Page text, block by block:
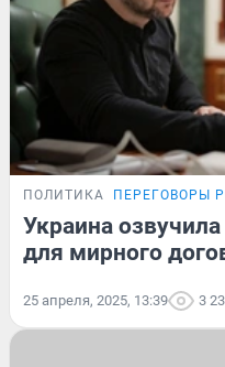
ПОЛИТИКА ПЕРЕГОВОРЫ
Украина
для мирного
25 апреля, 2025, 13:39 3